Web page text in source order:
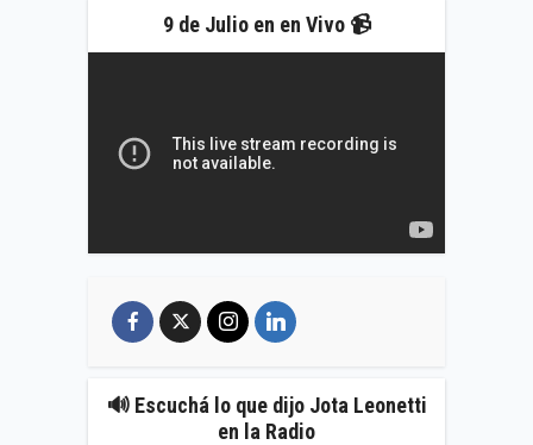
9 de Julio en en Vivo 📹
🔊 Escuchá lo que dijo Jota Leonetti
en la Radio